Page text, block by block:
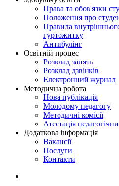
Права та обов'язки
Положення про
Правила
гуртожитку
Антибулінг
Освітній процес
Розклад занять
Розклад дзвінків
Електронний журнал
Методична робота
Нова публікація
Молодому педагогу
Методичні комісії
Атестація
Додаткова інформація
Вакансії
Послуги
Контакти